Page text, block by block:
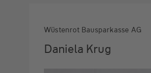
Wüstenrot Bausparkasse AG
Daniela Krug